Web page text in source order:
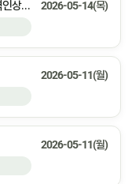
[가격인상] 피티쿱(PTCoop) 생활재 28종 가격인상 안내 2026-05-14(목)
2026-05-11(월)
2026-05-11(월)